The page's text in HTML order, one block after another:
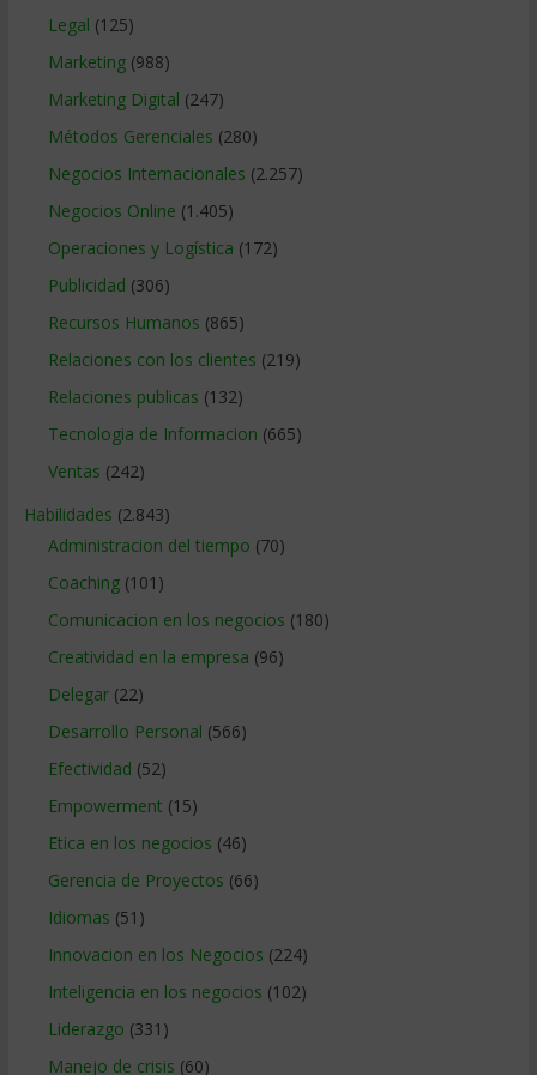
Legal (125)
Marketing(988)
Marketing Digital (247)
Métodos Gerenciales (280)
Negocios Internacionales (2.257)
Negocios Online (1.405)
Operaciones y Logística (172)
Publicidad (306)
Recursos Humanos (865)
Relaciones con los clientes (219)
Relaciones publicas (132)
Tecnologia de Informacion (665)
Ventas (242)
Habilidades (2.843)
Administracion del tiempo (70)
Coaching(101)
Comunicacion en los negocios (180)
Creatividad en la empresa (96)
Delegar(22)
Desarrollo Personal (566)
Efectividad (52)
Empowerment (15)
Etica en los negocios (46)
Gerencia de Proyectos (66)
Idiomas (51)
Innovacion en los Negocios (224)
Inteligencia en los negocios (102)
Liderazgo (331)
Manejo de crisis (60)